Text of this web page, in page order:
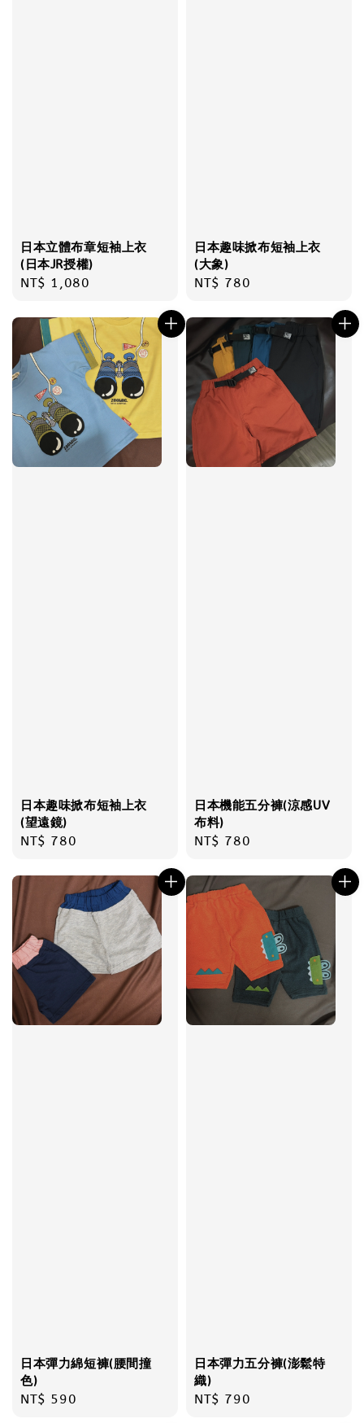
日本立體布章短袖上衣
(日本JR授權)
Regular
NT$ 1,080
日本趣味掀布短袖上衣
(大象)
Regular
NT$ 780
日本趣味掀布短袖上衣
(望遠鏡)
Regular
NT$ 780
日本機能五分褲(涼感UV
布料)
Regular
NT$ 780
日本彈力綿短褲(腰間撞
色)
Regular
NT$ 590
日本彈力五分褲(澎鬆特
織)
Regular
NT$ 790